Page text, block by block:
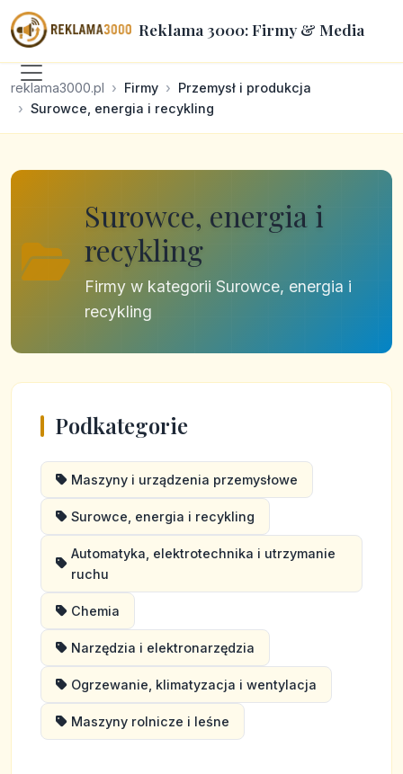
Reklama 3000: Firmy & Media
reklama3000.pl Firmy
Przemysł i produkcja
Surowce, energia i recykling
Surowce, energia i
recykling
Firmy w kategorii Surowce, energia i
recykling
Podkategorie
Maszyny i urządzenia przemysłowe
Surowce, energia i recykling
Automatyka, elektrotechnika i utrzymanie
ruchu
Chemia
Narzędzia i elektronarzędzia
Ogrzewanie, klimatyzacja i wentylacja
Maszyny rolnicze i leśne